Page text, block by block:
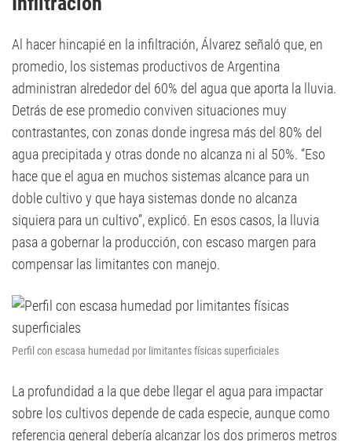
Al hacer hincapié en la infiltración, Álvarez señaló que, en
promedio, los sistemas productivos de Argentina
administran alrededor del 60% del agua que aporta la lluvia.
Detrás de ese promedio conviven situaciones muy
contrastantes, con zonas donde ingresa más del 80% del
agua precipitada y otras donde no alcanza ni al 50%. “Eso
hace que el agua en muchos sistemas alcance para un
doble cultivo y que haya sistemas donde no alcanza
siquiera para un cultivo”, explicó. En esos casos, la lluvia
pasa a gobernar la producción, con escaso margen para
compensar las limitantes con manejo.
Perfil con escasa humedad por limitantes físicas superficiales
La profundidad a la que debe llegar el agua para impactar
sobre los cultivos depende de cada especie, aunque como
referencia general debería alcanzar los dos primeros metros